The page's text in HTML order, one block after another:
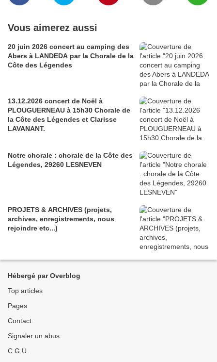
Vous aimerez aussi
20 juin 2026 concert au camping des
Abers à LANDEDA par la Chorale de la
Côte des Légendes
13.12.2026 concert de Noël à
PLOUGUERNEAU à 15h30 Chorale de
la Côte des Légendes et Clarisse
LAVANANT.
Notre chorale : chorale de la Côte des
Légendes, 29260 LESNEVEN
PROJETS & ARCHIVES (projets,
archives, enregistrements, nous
rejoindre etc...)
Hébergé par Overblog
Top articles
Pages
Contact
Signaler un abus
C.G.U.